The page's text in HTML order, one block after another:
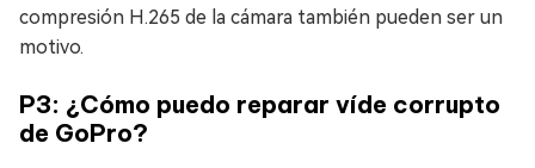
compresión H.265 de la cámara también pueden ser un
motivo.
P3: ¿Cómo puedo reparar víde corrupto
de GoPro?